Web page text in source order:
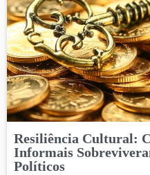
Resiliência Cultural:
Informais
Políticos